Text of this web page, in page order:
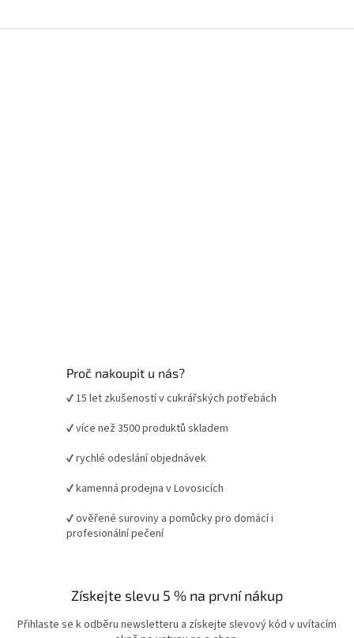
Proč nakoupit u nás?
✔ 15 let zkušeností v cukrářských potřebách
✔ více než 3500 produktů skladem
✔ rychlé odeslání objednávek
✔ kamenná prodejna v Lovosicích
✔ ověřené suroviny a pomůcky pro domácí i
profesionální pečení
Získejte slevu 5 % na první nákup
Přihlaste se k odběru newsletteru a získejte slevový kód v uvítacím